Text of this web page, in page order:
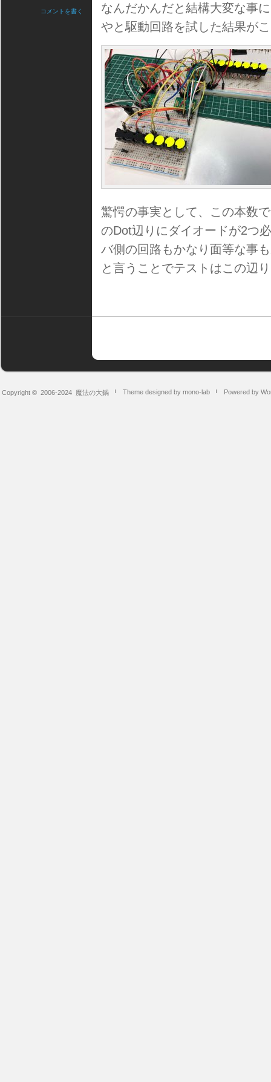
なんだかんだと結構大変な事
やと駆動回路を試した結果が
驚愕の事実として、この本数
のDot辺りにダイオードが2つ
バ側の回路もかなり面等な事
と言うことでテストはこの辺
コメントを書く
Copyright © 2006-2024 魔法の大鍋 Theme designed by mono-lab Powered by